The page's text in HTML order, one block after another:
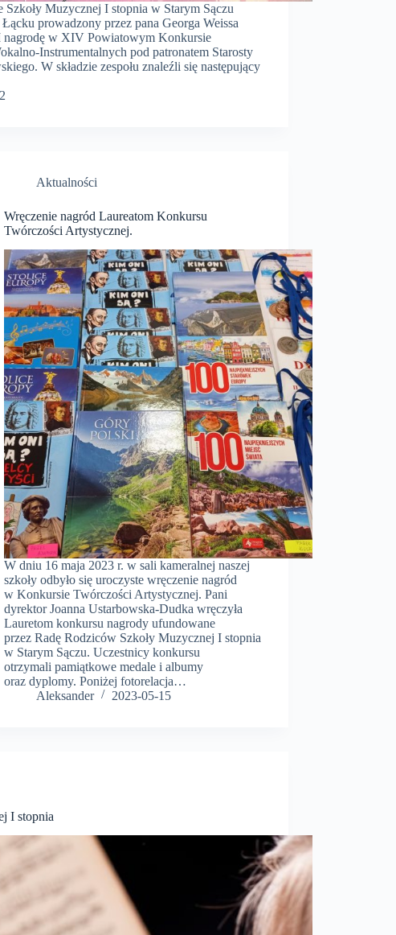
Szkoły Muzycznej I stopnia w Starym Sączu
prowadzony przez pana Georga Weissa
nagrodę w XIV Powiatowym Konkursie
Instrumentalnych pod patronatem Starosty
W składzie zespołu znaleźli się następujący
Aktualności
Wręczenie nagród Laureatom Konkursu
Twórczości Artystycznej.
W dniu 16 maja 2023 r. w sali kameralnej naszej
szkoły odbyło się uroczyste wręczenie nagród
w Konkursie Twórczości Artystycznej. Pani
dyrektor Joanna Ustarbowska-Dudka wręczyła
Lauretom konkursu nagrody ufundowane
przez Radę Rodziców Szkoły Muzycznej I stopnia
w Starym Sączu. Uczestnicy konkursu
otrzymali pamiątkowe medale i albumy
oraz dyplomy. Poniżej fotorelacja…
Aleksander
2023-05-15
I stopnia